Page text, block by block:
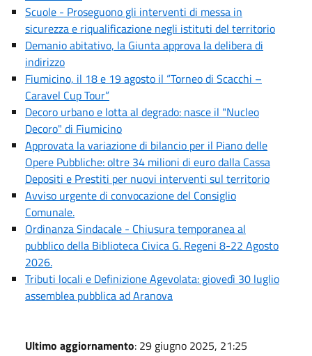
Scuole - Proseguono gli interventi di messa in
sicurezza e riqualificazione negli istituti del territorio
Demanio abitativo, la Giunta approva la delibera di
indirizzo
Fiumicino, il 18 e 19 agosto il “Torneo di Scacchi –
Caravel Cup Tour”
Decoro urbano e lotta al degrado: nasce il "Nucleo
Decoro" di Fiumicino
Approvata la variazione di bilancio per il Piano delle
Opere Pubbliche: oltre 34 milioni di euro dalla Cassa
Depositi e Prestiti per nuovi interventi sul territorio
Avviso urgente di convocazione del Consiglio
Comunale.
Ordinanza Sindacale - Chiusura temporanea al
pubblico della Biblioteca Civica G. Regeni 8-22 Agosto
2026.
Tributi locali e Definizione Agevolata: giovedì 30 luglio
assemblea pubblica ad Aranova
Ultimo aggiornamento: 29 giugno 2025, 21:25